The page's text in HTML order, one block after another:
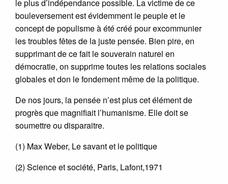
le plus d’indépendance possible. La victime de ce
bouleversement est évidemment le peuple et le
concept de populisme à été créé pour excommunier
les troubles fêtes de la juste pensée. Bien pire, en
supprimant de ce fait le souverain naturel en
démocratie, on supprime toutes les relations sociales
globales et don le fondement même de la politique.
De nos jours, la pensée n’est plus cet élément de
progrès que magnifiait l’humanisme. Elle doit se
soumettre ou disparaitre.
(1) Max Weber, Le savant et le politique
(2) Science et société, Paris, Lafont,1971